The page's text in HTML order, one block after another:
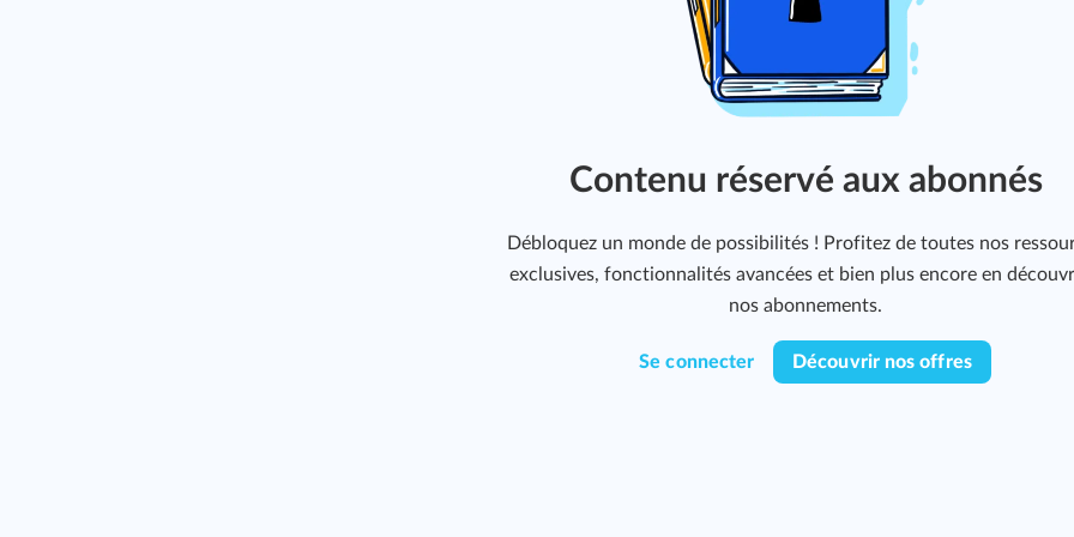
Contenu réservé aux abonnés
Débloquez un monde de possibilités ! Profitez de toutes nos
exclusives, fonctionnalités avancées et bien plus encore en
nos abonnements.
Se connecter Découvrir nos offres